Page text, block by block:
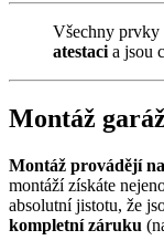
Všechny prvky
atestaci a jsou
Montáž
Montáž provádějí
montáží získáte
absolutní jistotu, že
kompletní záruku